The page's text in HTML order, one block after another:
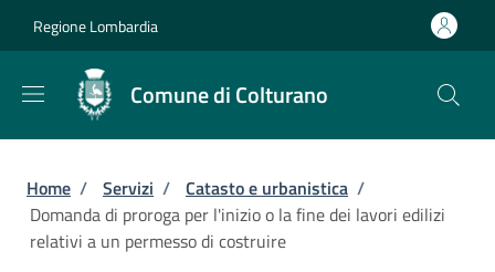
Regione Lombardia
Comune di Colturano
Briciole di pane
Home / Servizi / Catasto e urbanistica /
Domanda di proroga per l'inizio o la fine dei lavori edilizi
relativi a un permesso di costruire